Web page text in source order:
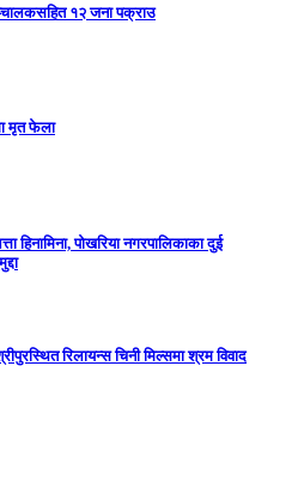
१२ जना पक्राउ
मृत फेला
हिनामिना, पोखरिया नगरपालिकाका दुई
रिलायन्स चिनी मिल्समा श्रम विवाद